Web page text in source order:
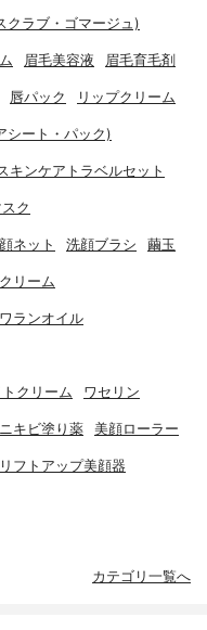
クラブ・ゴマージュ)
眉毛美容液 眉毛育毛剤
唇パック リップクリーム
シート・パック)
キンケアトラベルセット
ク
ネット 洗顔ブラシ 繭玉
リーム
ランオイル
クリーム ワセリン
ニキビ塗り薬 美顔ローラー
リフトアップ美顔器
カテゴリ一覧へ